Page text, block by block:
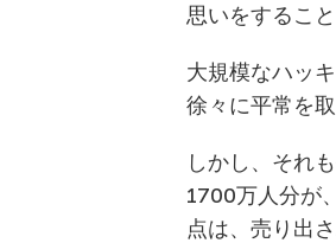
思いをするこ
大規模なハッ
徐々に平常を
しかし、それ
1700万人分が
点は、売り出